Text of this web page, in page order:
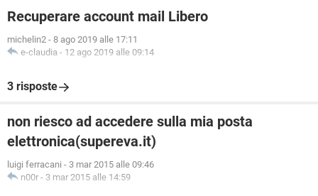
Recuperare account mail Libero
michelin2 - 8 ago 2019 alle 17:11
e-claudia - 12 ago 2019 alle 09:14
3 risposte
non riesco ad accedere sulla mia posta
elettronica(supereva.it)
luigi ferracani - 3 mar 2015 alle 09:46
n00r - 3 mar 2015 alle 14:59